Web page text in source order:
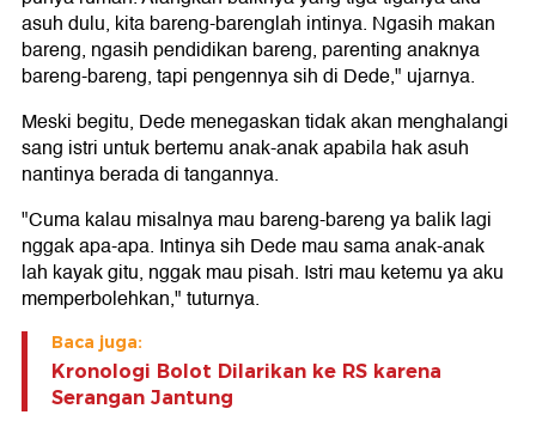
asuh dulu, kita bareng-barenglah intinya. Ngasih makan
bareng, ngasih pendidikan bareng, parenting anaknya
bareng-bareng, tapi pengennya sih di Dede," ujarnya.
Meski begitu, Dede menegaskan tidak akan menghalangi
sang istri untuk bertemu anak-anak apabila hak asuh
nantinya berada di tangannya.
"Cuma kalau misalnya mau bareng-bareng ya balik lagi
nggak apa-apa. Intinya sih Dede mau sama anak-anak
lah kayak gitu, nggak mau pisah. Istri mau ketemu ya aku
memperbolehkan," tuturnya.
Baca juga:
Kronologi Bolot Dilarikan ke RS karena
Serangan Jantung